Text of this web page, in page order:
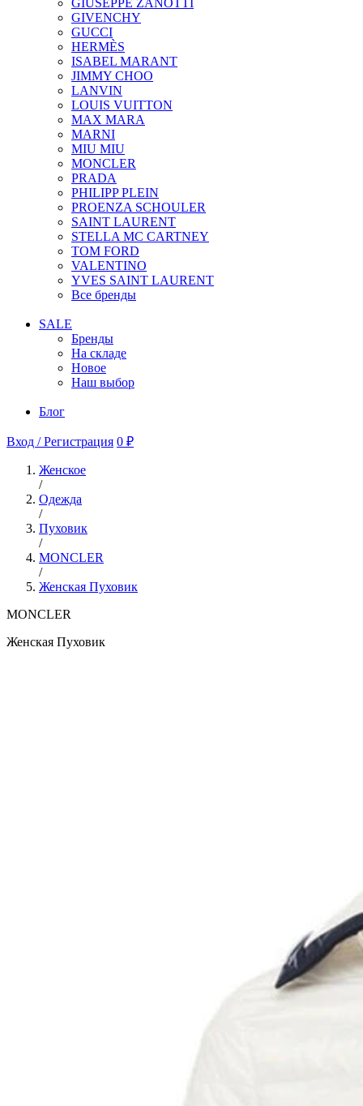
GIVENCHY
GUCCI
HERMÈS
ISABEL MARANT
JIMMY CHOO
LANVIN
LOUIS VUITTON
MAX MARA
MARNI
MIU MIU
MONCLER
PRADA
PHILIPP PLEIN
PROENZA SCHOULER
SAINT LAURENT
STELLA MC CARTNEY
TOM FORD
VALENTINO
YVES SAINT LAURENT
Все бренды
SALE
Бренды
На складе
Новое
Наш выбор
Блог
Вход / Регистрация 0 ₽
Женское
/
Одежда
/
Пуховик
/
MONCLER
/
Женская Пуховик
MONCLER
Женская Пуховик